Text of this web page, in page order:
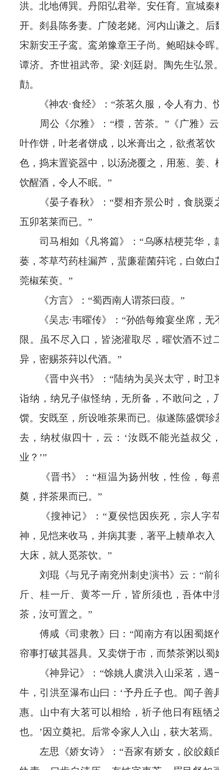
洪。北地傅巽。丹阳弘君举。安任育。宣城秦
开。剡县陈务妻。广陵老姥。河内山谦之。后
宋新安王子鸾。鸾弟豫章王子尚。鲍昭妹令晖
谭济。齐世祖武帝。梁·刘廷尉。陶先生弘景
勣。
《神农·食经》：“茶茗久服，令人有力、
周公《尔雅》：“槚，苦茶。”《广雅》云
叶作饼，叶老者饼成，以米膏出之，欲煮茗饮
色，捣末置瓷器中，以汤浇覆之，用葱、姜、
饮醒酒，令人不眠。”
《晏子春秋》：“婴相齐景公时，食脱粟
五卯茗莱而已。”
司马相如《凡将篇》：“乌啄桔梗芫华，
蒌，芩草芍药桂漏芦，蜚廉雚菌荈诧，白敛白
莞椒茱萸。”
《方言》：“蜀西南人谓茶曰葭。”
《吴志·韦曜传》：“孙皓每飨宴坐席，无
限。虽不尽入口，皆浇灌取尽，曜饮酒不过
异，密赐茶荈以代酒。”
《晋中兴书》：“陆纳为吴兴太守，时卫
诣纳，纳兄子俶怪纳，无所备，不敢问之，
馔。安既至，所设唯茶果而已。俶遂陈盛馔珍
去，纳杖俶四十，云：‘汝既不能光益叔父
业？’”
《晋书》：“桓温为扬州牧，性俭，每
奠，拌茶果而已。”
《搜神记》：“夏侯恺因疾死，宗人字
神，见恺来收马，并病其妻，著平上帻单衣入
大床，就人觅茶饮。”
刘琨《与兄子南兖州刺史演书》云：“前
斤、桂一斤、黄芩一斤，皆所须也，吾体中
茶，汝可置之。”
傅咸《司隶教》曰：“闻南方有以困蜀妪
帘事打破其器具。又卖饼于市，而禁茶粥以蜀
《神异记》：“馀姚人虞洪入山采茗，遇
牛，引洪至瀑布山曰：‘予丹丘子也。闻子善
惠。山中有大茗可以相给，祈子他日有瓯牺
也。’因立奠祀。后常令家人入山，获大茗焉
左思《娇女诗》：“吾家有娇女，皎皎颇